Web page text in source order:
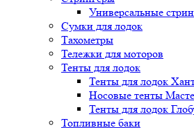
Универсальные
Сумки для лодок
Тахометры
Тележки для моторов
Тенты для лодок
Тенты для лодок
Носовые тенты
Тенты для лодок
Топливные баки